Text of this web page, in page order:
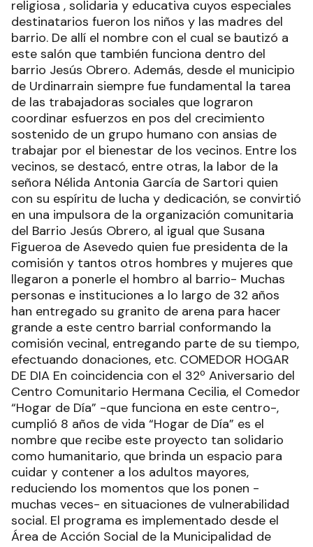
religiosa , solidaria y educativa cuyos especiales
destinatarios fueron los niños y las madres del
barrio. De allí el nombre con el cual se bautizó a
este salón que también funciona dentro del
barrio Jesús Obrero. Además, desde el municipio
de Urdinarrain siempre fue fundamental la tarea
de las trabajadoras sociales que lograron
coordinar esfuerzos en pos del crecimiento
sostenido de un grupo humano con ansias de
trabajar por el bienestar de los vecinos. Entre los
vecinos, se destacó, entre otras, la labor de la
señora Nélida Antonia García de Sartori quien
con su espíritu de lucha y dedicación, se convirtió
en una impulsora de la organización comunitaria
del Barrio Jesús Obrero, al igual que Susana
Figueroa de Asevedo quien fue presidenta de la
comisión y tantos otros hombres y mujeres que
llegaron a ponerle el hombro al barrio- Muchas
personas e instituciones a lo largo de 32 años
han entregado su granito de arena para hacer
grande a este centro barrial conformando la
comisión vecinal, entregando parte de su tiempo,
efectuando donaciones, etc. COMEDOR HOGAR
DE DIA En coincidencia con el 32º Aniversario del
Centro Comunitario Hermana Cecilia, el Comedor
“Hogar de Día” -que funciona en este centro-,
cumplió 8 años de vida “Hogar de Día” es el
nombre que recibe este proyecto tan solidario
como humanitario, que brinda un espacio para
cuidar y contener a los adultos mayores,
reduciendo los momentos que los ponen -
muchas veces- en situaciones de vulnerabilidad
social. El programa es implementado desde el
Área de Acción Social de la Municipalidad de